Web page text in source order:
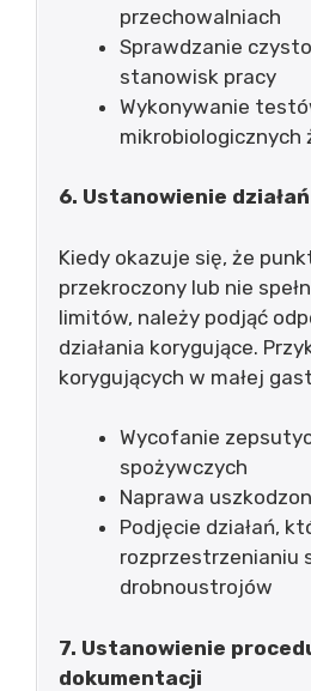
przechowalniach
Sprawdzanie
stanowisk pracy
Wykonywanie
mikrobiologicznych
6. Ustanowienie
Kiedy okazuje się, że
przekroczony lub nie
limitów, należy podjąć
działania korygujące.
korygujących w małej
Wycofanie
spożywczych
Naprawa
Podjęcie działań,
rozprzestrzenianiu
drobnoustrojów
7. Ustanowienie
dokumentacji